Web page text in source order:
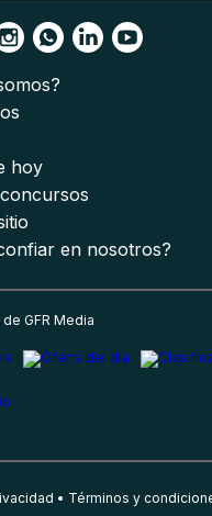
hoy
en nosotros?
GFR Media
Términos y